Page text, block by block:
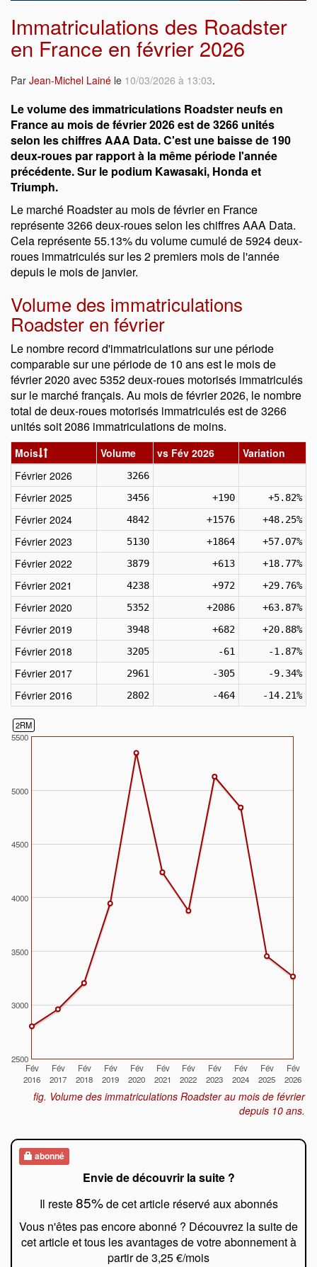
Immatriculations des Roadster
en France en février 2026
Par Jean-Michel Lainé le 10/03/2026 à 13:03.
Le volume des immatriculations Roadster neufs en
France au mois de février 2026 est de 3266 unités
selon les chiffres AAA Data. C'est une baisse de 190
deux-roues par rapport à la même période l'année
précédente. Sur le podium Kawasaki, Honda et
Triumph.
Le marché Roadster au mois de février en France
représente 3266 deux-roues selon les chiffres AAA Data.
Cela représente 55.13% du volume cumulé de 5924 deux-
roues immatriculés sur les 2 premiers mois de l'année
depuis le mois de janvier.
Volume des immatriculations
Roadster en février
Le nombre record d'immatriculations sur une période
comparable sur une période de 10 ans est le mois de
février 2020 avec 5352 deux-roues motorisés immatriculés
sur le marché français. Au mois de février 2026, le nombre
total de deux-roues motorisés immatriculés est de 3266
unités soit 2086 immatriculations de moins.
Mois Volume vs Fév 2026
Variation
Février 2026
3266
Février 2025 3456 +190 +5.82%
Février 2024 4842 +1576 +48.25%
Février 2023 5130 +1864 +57.07%
Février 2022 3879 +613 +18.77%
Février 2021 4238 +972 +29.76%
Février 2020 5352 +2086 +63.87%
Février 2019 3948 +682 +20.88%
Février 2018 3205 -61 -1.87%
Février 2017 2961 -305 -9.34%
Février 2016 2802 -464 -14.21%
2RM
Fév
2016
Fév
2017
Fév
2018
Fév
2019
Fév
2020
Fév
2021
Fév
2022
Fév
2023
Fév
2024
Fév
2025
Fév
2026
2500
3000
3500
4000
4500
5000
5500
fig. Volume des immatriculations Roadster au mois de février
depuis 10 ans.
abonné
Envie de découvrir la suite ?
Il reste85%de cet article réservé aux abonnés
Vous n'êtes pas encore abonné ? Découvrez la suite de
cet article et tous les avantages de votre abonnement à
partir de 3,25 €/mois